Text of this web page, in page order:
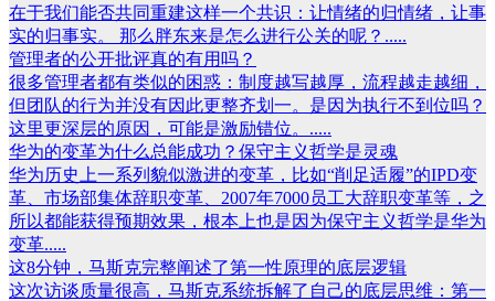
在于我们能否共同重建这样一个共识：让情绪的归情绪，让事
实的归事实。 那么胖东来是怎么进行公关的呢？.....
管理者的公开批评真的有用吗？
很多管理者都有类似的困惑：制度越写越厚，流程越走越细，
但团队的行为并没有因此更整齐划一。是因为执行不到位吗？
这里更深层的原因，可能是激励错位。.....
华为的变革为什么总能成功？保守主义哲学是灵魂
华为历史上一系列貌似激进的变革，比如“削足适履”的IPD变
革、市场部集体辞职变革、2007年7000员工大辞职变革等，之
所以都能获得预期效果，根本上也是因为保守主义哲学是华为
变革.....
这8分钟，马斯克完整阐述了第一性原理的底层逻辑
这次访谈质量很高，马斯克系统拆解了自己的底层思维：第一